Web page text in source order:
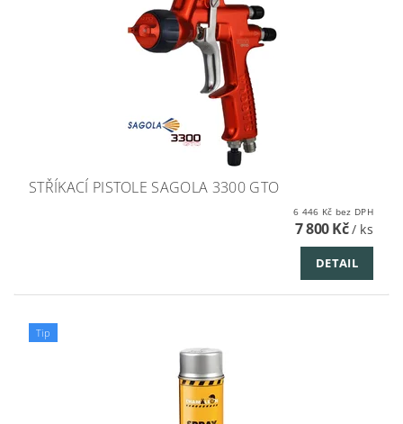
STŘÍKACÍ PISTOLE SAGOLA 3300 GTO
6 446 Kč bez DPH
7 800 Kč/ ks
DETAIL
Tip